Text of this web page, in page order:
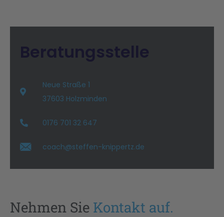
Beratungsstelle
Neue Straße 1
37603 Holzminden
0176 701 32 647
coach@steffen-knippertz.de
Nehmen Sie Kontakt auf.